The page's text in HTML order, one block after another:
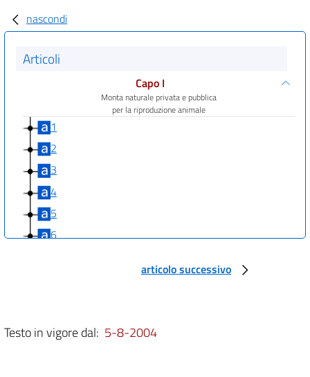
nascondi
Articoli
Capo I
Monta naturale privata e pubblica
per la riproduzione animale
1
2
3
4
5
6
Stazioni di inseminazione artificiale equina pubblica
9
articolo successivo
Testo in vigore dal: 5-8-2004